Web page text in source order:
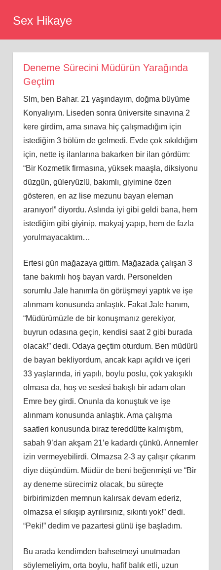
Sex Hikaye
Deneme Sürecini Müdürün Yarağında
Geçtim
Slm, ben Bahar. 21 yaşındayım, doğma büyüme
Konyalıyım. Liseden sonra üniversite sınavına 2
kere girdim, ama sınava hiç çalışmadığım için
istediğim 3 bölüm de gelmedi. Evde çok sıkıldığım
için, nette iş ilanlarına bakarken bir ilan gördüm:
“Bir Kozmetik firmasına, yüksek maaşla, diksiyonu
düzgün, güleryüzlü, bakımlı, giyimine özen
gösteren, en az lisemezunu bayan eleman
aranıyor!” diyordu. Aslında iyi gibi geldi bana, hem
istediğim gibi giyinip, makyaj yapıp, hem de fazla
yorulmayacaktım…
Ertesi gün mağazaya gittim. Mağazada çalışan 3
tane bakımlı hoş bayan vardı. Personelden
sorumlu Jale hanımla ön görüşmeyi yaptık ve işe
alınmam konusunda anlaştık. Fakat Jale hanım,
“Müdürümüzle de bir konuşmanız gerekiyor,
buyrun odasına geçin, kendisi saat 2 gibi burada
olacak!” dedi. Odaya geçtim oturdum. Ben müdürü
de bayan bekliyordum, ancak kapı açıldı ve içeri
33 yaşlarında, iri yapılı, boylu poslu, çok yakışıkl ı
olmasa da, hoş ve sesksi bakışlı bir adam olan
Emre bey girdi. Onunla da konuştuk ve işe
alınmam konusunda anlaştık. Ama çalışma
saatleri konusunda biraz tereddütte kalmıştım,
sabah 9’dan akşam21’e kadardı çünkü. Annemler
izin vermeyebilirdi. Olmazsa 2-3 ay çalışır çıkarım
diye düşündüm. Müdür de beni beğenmişti ve “Bir
ay deneme sürecimiz olacak, bu süreçte
birbirimizden memnun kalırsak devam ederiz,
olmazsa el sıkışıp ayrılırsınız, sıkıntı yok!” dedi.
“Peki!” dedim ve pazartesi günü işe başladım.
Bu arada kendimden bahsetmeyi unutmadan
söylemeliyim, orta boylu, hafif balık etli, uzun